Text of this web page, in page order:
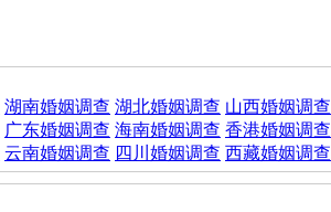
湖南婚姻调查 湖北婚姻调查 山西婚姻调查
广东婚姻调查 海南婚姻调查 香港婚姻调查
云南婚姻调查 四川婚姻调查 西藏婚姻调查